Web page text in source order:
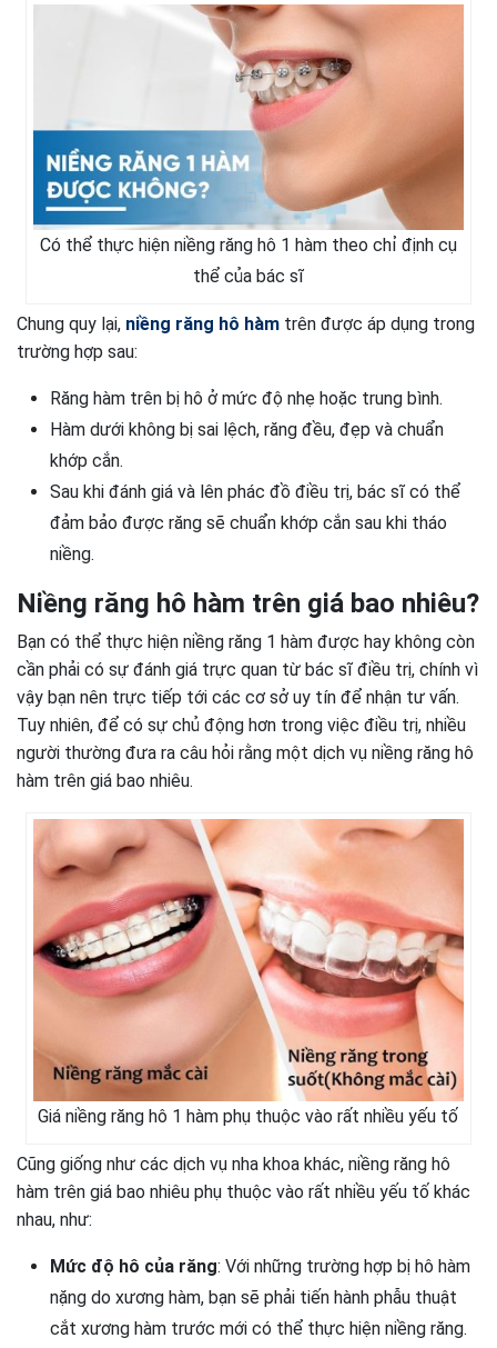
Có thể thực hiện niềng răng hô 1 hàm theo chỉ định cụ
thể của bác sĩ
Chung quy lại, niềng răng hô hàm trên được áp dụng trong
trường hợp sau:
Răng hàm trên bị hô ở mức độ nhẹ hoặc trung bình.
Hàm dưới không bị sai lệch, răng đều, đẹp và chuẩn
khớp cắn.
Sau khi đánh giá và lên phác đồ điều trị, bác sĩ có thể
đảm bảo được răng sẽ chuẩn khớp cắn sau khi tháo
niềng.
Niềng răng hô hàm trên giá bao nhiêu?
Bạn có thể thực hiện niềng răng 1 hàm được hay không còn
cần phải có sự đánh giá trực quan từ bác sĩ điều trị, chính vì
vậy bạn nên trực tiếp tới các cơ sở uy tín để nhận tư vấn.
Tuy nhiên, để có sự chủ động hơn trong việc điều trị, nhiều
người thường đưa ra câu hỏi rằng một dịch vụ niềng răng hô
hàm trên giá bao nhiêu.
Giá niềng răng hô 1 hàm phụ thuộc vào rất nhiều yếu tố
Cũng giống như các dịch vụ nha khoa khác, niềng răng hô
hàm trên giá bao nhiêu phụ thuộc vào rất nhiều yếu tố khác
nhau, như:
Mức độ hô của răng: Với những trường hợp bị hô hàm
nặng do xương hàm, bạn sẽ phải tiến hành phẫu thuật
cắt xương hàm trước mới có thể thực hiện niềng răng.